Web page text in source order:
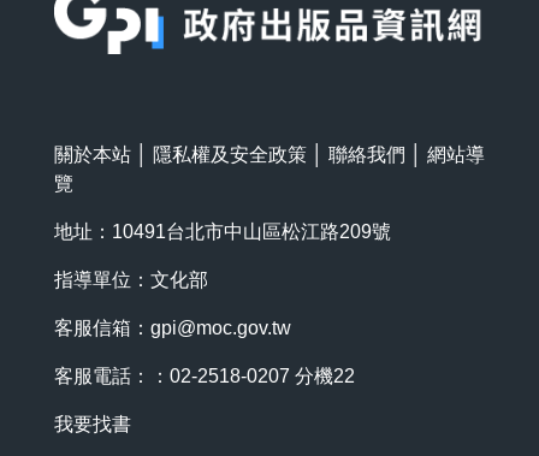
關於本站 隱私權及安全政策 聯絡我們
網站導
覽
地址：10491台北市中山區松江路209號
指導單位：文化部
客服信箱： gpi@moc.gov.tw
客服電話：：02-2518-0207 分機22
我要找書